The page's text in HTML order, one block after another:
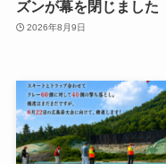
ズンが幕を閉じました
2026年8月9日